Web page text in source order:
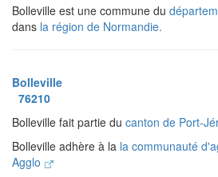
Bolleville est une commune du
dans la région de Normandie.
Bolleville
76210
Bolleville fait partie du canton de Port-
Bolleville adhère à la la communauté
Agglo